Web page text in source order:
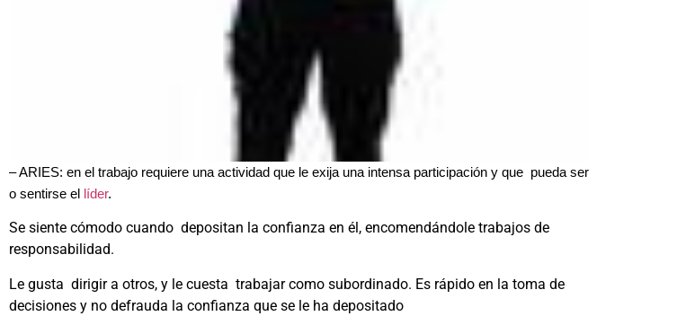
– ARIES: en el trabajo requiere una actividad que le exija una intensa participación y que pueda ser
o sentirse el
líder.
Se siente cómodo cuando depositan la confianza en él, encomendándole trabajos de
responsabilidad.
Le gusta dirigir a otros, y le cuesta trabajar como subordinado. Es rápido en la toma de
decisiones y no defrauda la confianza que se le ha depositado